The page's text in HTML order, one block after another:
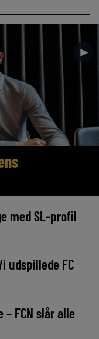
►
med SL-profil
udspillede FC
FCN slår alle